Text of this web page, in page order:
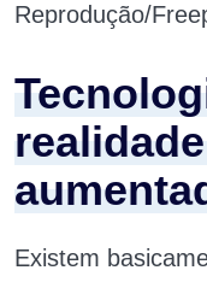
Reprodução/
Existem